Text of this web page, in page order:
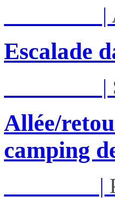
|
Escalade
|
Allée/
camping
|